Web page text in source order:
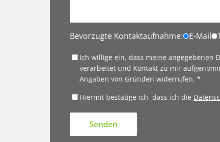
Bevorzugte Kontaktaufnahme: E-Mail
Ich willige ein, dass meine angegebenen
verarbeitet und Kontakt zu mir
Angaben von Gründen widerrufen. *
Hiermit bestätige ich, dass ich die
Senden